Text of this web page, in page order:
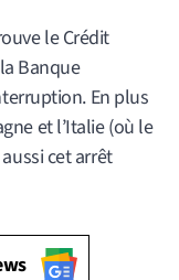
le Crédit
Banque
En plus
et l’Italie (où le
cet arrêt